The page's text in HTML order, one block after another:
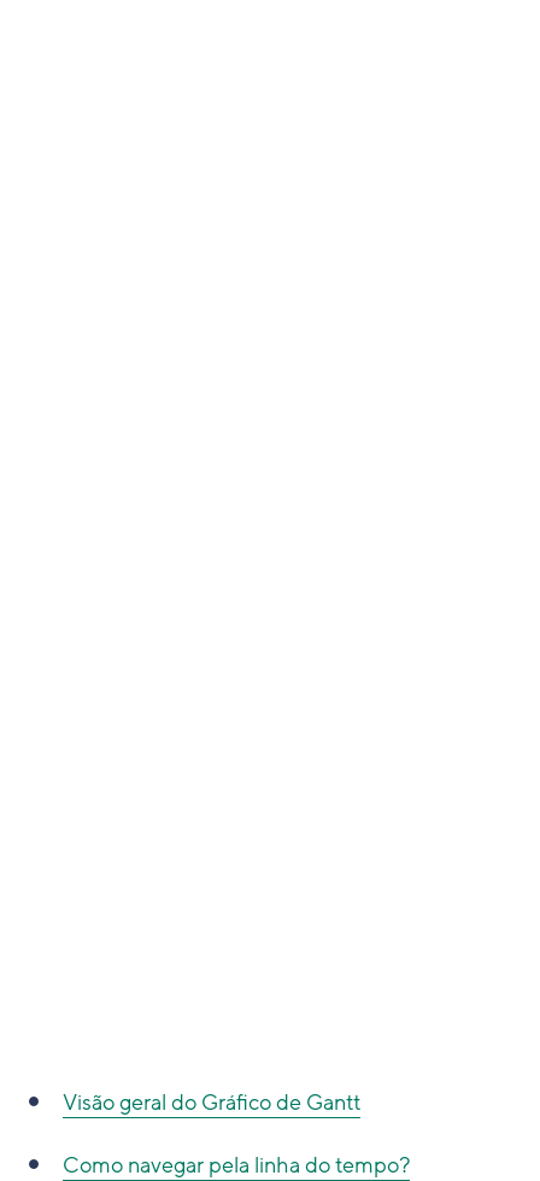
Visão geral do Gráfico de Gantt
Como navegar pela linha do tempo?